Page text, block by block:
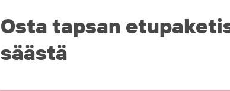
Osta tapsan
säästä